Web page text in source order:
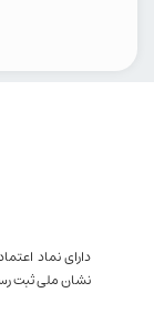
دارای نماد
نشان ملی ثبت